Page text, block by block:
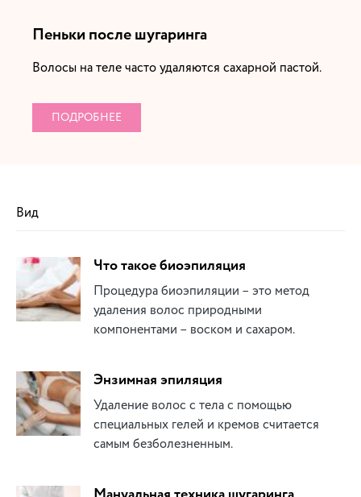
Пеньки после шугаринга
Волосы на теле часто удаляются сахарной пастой.
ПОДРОБНЕЕ
Вид
Что такое биоэпиляция
Процедура биоэпиляции – это метод
удаления волос природными
компонентами – воском и сахаром.
Энзимная эпиляция
Удаление волос с тела с помощью
специальных гелей и кремов считается
самым безболезненным.